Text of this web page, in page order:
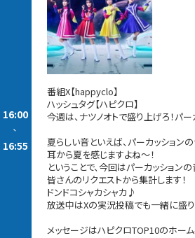
16:00
-
16:55
番組X【happyclo】
ハッシュタグ【ハピクロ】
今週は、ナツノオトで盛り上げろ！パ
夏らしい音といえば、パーカッションの
耳から夏を感じますよね～！
ということで、今回はパーカッション
皆さんのリクエストから集計します！
ドンドコシャカシャカ♪
放送中はXの実況投稿でも一緒に盛り
メッセージはハピクロTOP10のホー